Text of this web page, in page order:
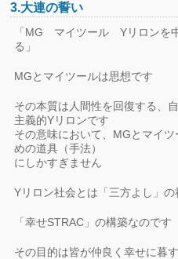
3.大連の誓い
「MG マイツール Yリロン
る」
MGとマイツールは思想です
その本質は人間性を回復する、
主義的Yリロンです
その意味において、MGとマイ
めの道具（手法）
にしかすぎません
Yリロン社会とは「三方よし」の
「幸せSTRAC」の構築なのです
その目的は皆が仲良く幸せに暮